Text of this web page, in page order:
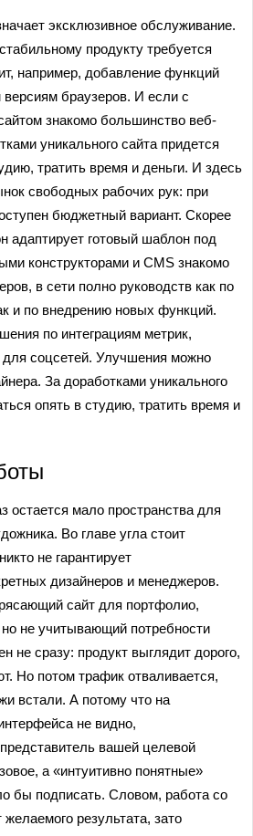
эксклюзивное обслуживание.
продукту требуется
например, добавление функций
браузеров. И если с
знакомо большинство веб-
уникального сайта придется
тратить время и деньги. И здесь
свободных рабочих рук: при
бюджетный вариант. Скорее
адаптирует готовый шаблон под
конструкторами и CMS знакомо
в сети полно руководств как по
и по внедрению новых функций.
по интеграциям метрик,
для соцсетей. Улучшения можно
За доработками уникального
опять в студию, тратить время и
остается мало пространства для
Во главе угла стоит
не гарантирует
дизайнеров и менеджеров.
сайт для портфолио,
не учитывающий потребности
не сразу: продукт выглядит дорого,
Но потом трафик отваливается,
встали. А потому что на
не видно,
вашей целевой
а «интуитивно понятные»
бы подписать. Словом, работа со
желаемого результата, зато